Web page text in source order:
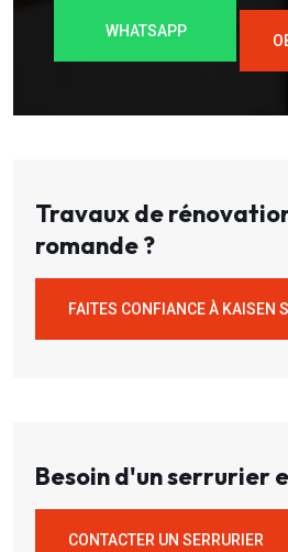
WHATSAPP
Travaux de
romande ?
FAITES CONFIANCE À KAISEN
Besoin d'un serrurier
CONTACTER UN SERRURIER